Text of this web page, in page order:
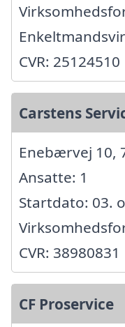
CVR: 25124510
Carstens
Enebærvej 10,
Ansatte: 1
Startdato: 03.
CVR: 38980831
CF Proservice